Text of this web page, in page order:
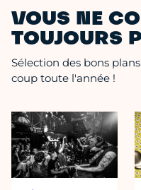
VOUS NE
TOUJOURS
Sélection des bons
coup toute l'année !